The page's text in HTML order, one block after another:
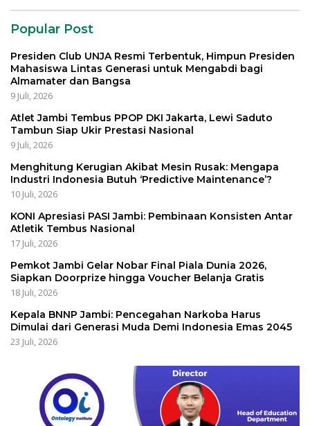
Popular Post
Presiden Club UNJA Resmi Terbentuk, Himpun Presiden
Mahasiswa Lintas Generasi untuk Mengabdi bagi
Almamater dan Bangsa
9 Juli, 2026
Atlet Jambi Tembus PPOP DKI Jakarta, Lewi Saduto
Tambun Siap Ukir Prestasi Nasional
9 Juli, 2026
Menghitung Kerugian Akibat Mesin Rusak: Mengapa
Industri Indonesia Butuh ‘Predictive Maintenance’?
10 Juli, 2026
KONI Apresiasi PASI Jambi: Pembinaan Konsisten Antar
Atletik Tembus Nasional
17 Juli, 2026
Pemkot Jambi Gelar Nobar Final Piala Dunia 2026,
Siapkan Doorprize hingga Voucher Belanja Gratis
18 Juli, 2026
Kepala BNNP Jambi: Pencegahan Narkoba Harus
Dimulai dari Generasi Muda Demi Indonesia Emas 2045
23 Juli, 2026